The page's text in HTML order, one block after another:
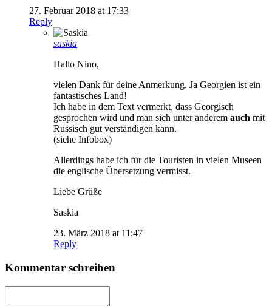
27. Februar 2018 at 17:33
Reply
saskia
Hallo Nino,
vielen Dank für deine Anmerkung. Ja Georgien ist ein
fantastisches Land!
Ich habe in dem Text vermerkt, dass Georgisch
gesprochen wird und man sich unter anderem auch mit
Russisch gut verständigen kann.
(siehe Infobox)
Allerdings habe ich für die Touristen in vielen Museen
die englische Übersetzung vermisst.
Liebe Grüße
Saskia
23. März 2018 at 11:47
Reply
Kommentar schreiben